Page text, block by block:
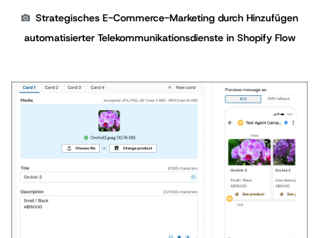
Strategisches E-Commerce-Marketing durch Hinzufügen
automatisierter Telekommunikationsdienste in Shopify Flow